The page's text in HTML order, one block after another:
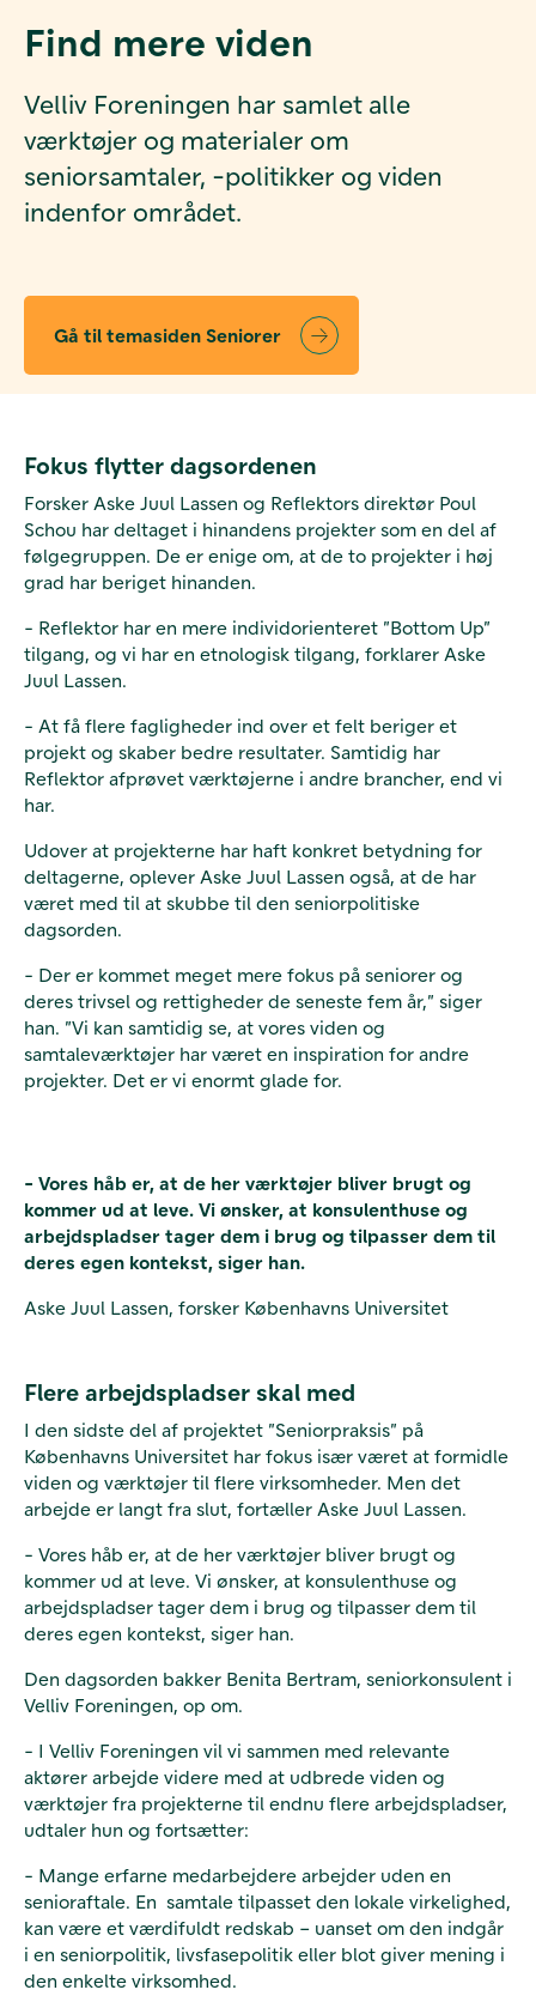
Find mere viden
Velliv Foreningen har samlet alle
værktøjer og materialer om
seniorsamtaler, -politikker og viden
indenfor området.
Gå til temasiden Seniorer
Fokus flytter dagsordenen
Forsker Aske Juul Lassen og Reflektors direktør Poul
Schou har deltaget i hinandens projekter som en del af
følgegruppen. De er enige om, at de to projekter i høj
grad har beriget hinanden.
- Reflektor har en mere individorienteret ”Bottom Up”
tilgang, og vi har en etnologisk tilgang, forklarer Aske
Juul Lassen.
- At få flere fagligheder ind over et felt beriger et
projekt og skaber bedre resultater. Samtidig har
Reflektor afprøvet værktøjerne i andre brancher, end vi
har.
Udover at projekterne har haft konkret betydning for
deltagerne, oplever Aske Juul Lassen også, at de har
været med til at skubbe til den seniorpolitiske
dagsorden.
- Der er kommet meget mere fokus på seniorer og
deres trivsel og rettigheder de seneste fem år,” siger
han. ”Vi kan samtidig se, at vores viden og
samtaleværktøjer har været en inspiration for andre
projekter. Det er vi enormt glade for.
- Vores håb er, at de her værktøjer bliver brugt og
kommer ud at leve. Vi ønsker, at konsulenthuse og
arbejdspladser tager dem i brug og tilpasser dem til
deres egen kontekst, siger han.
Aske Juul Lassen, forsker Københavns Universitet
Flere arbejdspladser skal med
I den sidste del af projektet ”Seniorpraksis” på
Københavns Universitet har fokus især været at formidle
viden og værktøjer til flere virksomheder. Men det
arbejde er langt fra slut, fortæller Aske Juul Lassen.
- Vores håb er, at de her værktøjer bliver brugt og
kommer ud at leve. Vi ønsker, at konsulenthuse og
arbejdspladser tager dem i brug og tilpasser dem til
deres egen kontekst, siger han.
Den dagsorden bakker Benita Bertram, seniorkonsulent i
Velliv Foreningen, op om.
- I Velliv Foreningen vil vi sammen med relevante
aktører arbejde videre med at udbrede viden og
værktøjer fra projekterne til endnu flere arbejdspladser,
udtaler hun og fortsætter:
- Mange erfarne medarbejdere arbejder uden en
senioraftale. En samtale tilpasset den lokale virkelighed,
kan være et værdifuldt redskab – uanset om den indgår
i en seniorpolitik, livsfasepolitik eller blot giver mening i
den enkelte virksomhed.